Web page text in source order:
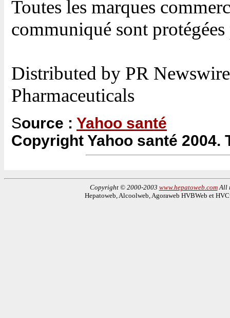
Toutes les marques
communiqué sont
Distributed by PR
Pharmaceuticals
Source : Yahoo santé
Copyright Yahoo santé 2004.
Copyright © 2000-2003 www.hepatoweb.comAll
Hepatoweb, Alcoolweb, Agoraweb HVBWeb et